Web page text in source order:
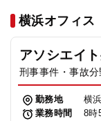
横浜オフィス
アソシエイ
刑事事件・事故
勤務地
横
業務時間
8時